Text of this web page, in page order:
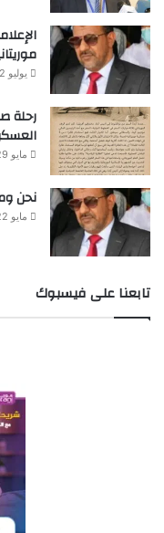
يوليو 2, 2026
رحلة
مايو 29, 2026
نحن
مايو 22, 2026
تابعنا على فيسبوك